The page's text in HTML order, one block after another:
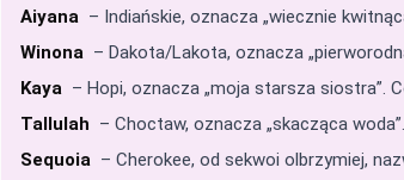
Aiyana – Indiańskie, oznacza „wiecznie
Winona – Dakota/Lakota, oznacza
Kaya – Hopi, oznacza „moja starsza siostra”.
Tallulah – Choctaw, oznacza „skacząca
Sequoia – Cherokee, od sekwoi olbrzymiej,